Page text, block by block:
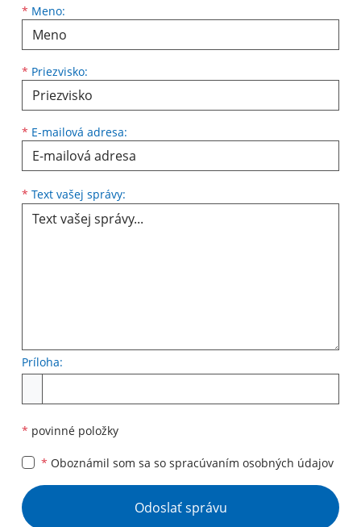
* Meno:
Meno
* Priezvisko:
Priezvisko
* E-mailová adresa:
E-mailová adresa
* Text vašej správy:
Príloha:
* povinné položky
* Oboznámil som sa so spracúvaním osobných údajov
Google reCaptcha Response
Odoslať správu